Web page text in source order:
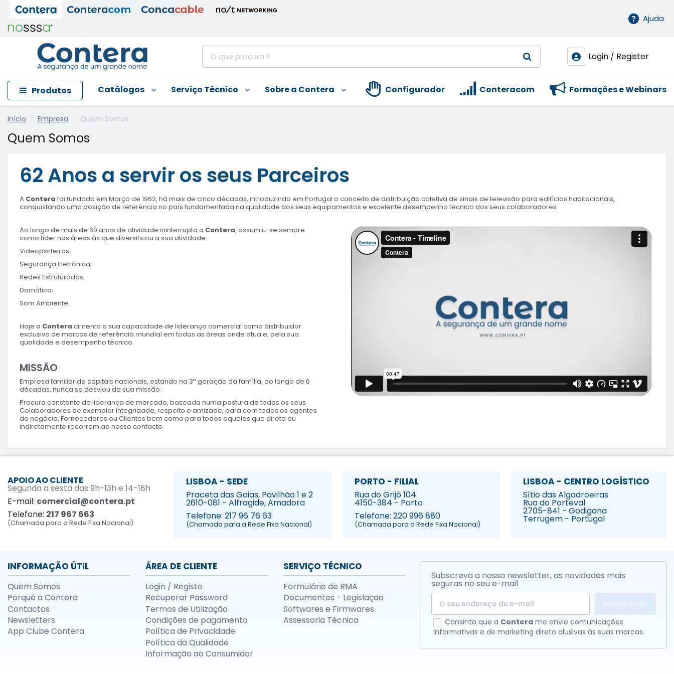
Ajuda
Login / Register
Produtos Catálogos Serviço Técnico Sobre a Contera Formações e Webinars
Conteracom
Configurador
Início Empresa Quem Somos
Quem Somos
62 Anos a servir os seus Parceiros
A Contera foi fundada em Março de 1962, há mais de cinco décadas, introduzindo em Portugal o conceito de distribuição coletiva de sinais de televisão para edifícios habitacionais,
conquistando uma posição de referência no país fundamentada na qualidade dos seus equipamentos e excelente desempenho técnico dos seus colaboradores.
Ao longo de mais de 60 anos de atividade ininterrupta a Contera, assumiu-se sempre
como líder nas áreas ás que diversificou a sua atividade:
Videoporteiros;
Segurança Eletrónica;
Redes Estruturadas;
Domótica;
Som Ambiente.
Hoje a Contera cimenta a sua capacidade de liderança comercial como distribuidor
exclusivo de marcas de referência mundial em todas as áreas onde atua e, pela sua
qualidade e desempenho técnico.
MISSÃO
Empresa familiar de capitais nacionais, estando na 3ª geração da família, ao longo de 6
décadas, nunca se desviou da sua missão :
Procura constante de liderança de mercado, baseada numa postura de todos os seus
Colaboradores de exemplar integridade, respeito e amizade, para com todos os agentes
do negócio, Fornecedores ou Clientes bem como para todos aqueles que direta ou
indiretamente recorrem ao nosso contacto.
APOIO AO CLIENTE
Segunda a sexta das 9h-13h e 14-18h
E-mail: comercial@contera.pt
Telefone: 217 967 663
(Chamada para a Rede Fixa Nacional)
LISBOA - SEDE
Praceta das Gaias, Pavilhão 1 e 2
2610-081 - Alfragide, Amadora
Telefone: 217 96 76 63
(Chamada para a Rede Fixa Nacional)
PORTO - FILIAL
Rua do Grijó 104
4150-384 - Porto
Telefone: 220 996 880
(Chamada para a Rede Fixa Nacional)
LISBOA - CENTRO LOGÍSTICO
Sítio das Algadroeiras
Rua do Porteval
2705-841 - Godigana
Terrugem - Portugal
INFORMAÇÃO ÚTIL
Quem Somos
Porquê a Contera
Contactos
Newsletters
App Clube Contera
ÁREA DE CLIENTE
Login / Registo
Recuperar Password
Termos de Utilização
Condições de pagamento
Política de Privacidade
Política da Qualidade
Informação ao Consumidor
SERVIÇO TÉCNICO
Formulário de RMA
Documentos - Legislação
Softwares e Firmwares
Assessoria Técnica
Subscreva a nossa newsletter, as novidades mais
seguras no seu e-mail
Subscrever
Consinto que a Contera me envie comunicações
informativas e de marketing direto alusivas às suas marcas.